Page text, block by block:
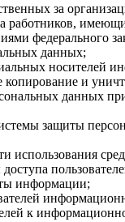
за
работников,
федерального
данных;
носителей
и
данных
защиты
использования
информации;
к